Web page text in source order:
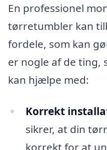
En professionel
tørretumbler kan
fordele, som kan
er nogle af de ting,
kan hjælpe med:
Korrekt
sikrer, at din
korrekt for at